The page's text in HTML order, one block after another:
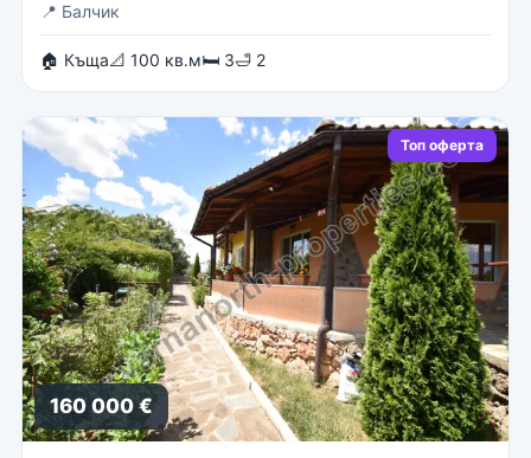
📍 Балчик
🏠 Къща📐 100 кв.м🛏 3🛁 2
Топ оферта
160 000 €